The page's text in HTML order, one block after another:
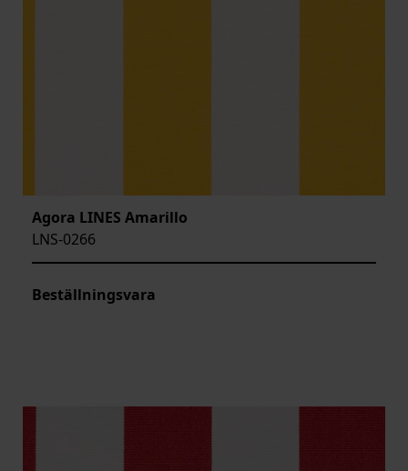
Agora LINES Amarillo
LNS-0266
Beställningsvara